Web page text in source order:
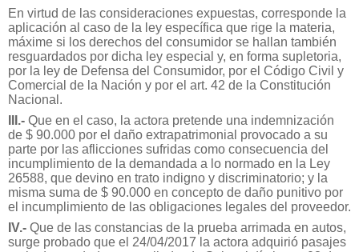
En virtud de las consideraciones expuestas, corresponde la
aplicación al caso de la ley específica que rige la materia,
máxime si los derechos del consumidor se hallan también
resguardados por dicha ley especial y, en forma supletoria,
por la ley de Defensa del Consumidor, por el Código Civil y
Comercial de la Nación y por el art. 42 de la Constitución
Nacional.
III.- Que en el caso, la actora pretende una indemnización
de $ 90.000 por el daño extrapatrimonial provocado a su
parte por las aflicciones sufridas como consecuencia del
incumplimiento de la demandada a lo normado en la Ley
26588, que devino en trato indigno y discriminatorio; y la
misma suma de $ 90.000 en concepto de daño punitivo por
el incumplimiento de las obligaciones legales del proveedor.
IV.- Que de las constancias de la prueba arrimada en autos,
surge probado que el 24/04/2017 la actora adquirió pasajes